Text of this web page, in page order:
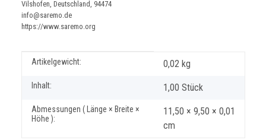
Vilshofen, Deutschland, 94474
info@saremo.de
https://www.saremo.org
Produkteigenschaft
Wert
Artikelgewicht: 0,02 kg
Inhalt: 1,00 Stück
Abmessungen ( Länge × Breite ×
Höhe ):
11,50 × 9,50 × 0,01
cm